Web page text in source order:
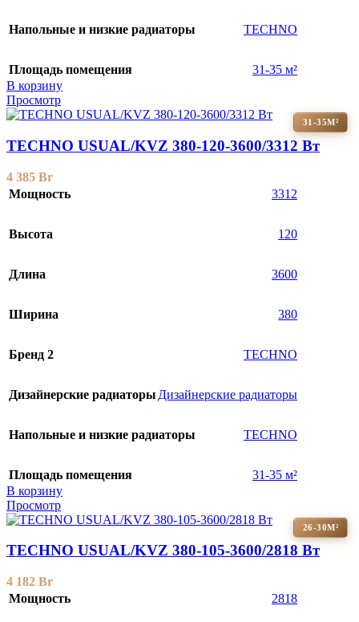
Напольные и низкие радиаторы TECHNO
Площадь помещения
31-35 м²
В корзину
Просмотр
31-35М²
TECHNO USUAL/KVZ 380-120-3600/3312 Вт
4 385 Br
Мощность
3312
Высота 120
Длина 3600
Ширина 380
Бренд 2 TECHNO
Дизайнерские радиаторы Дизайнерские радиаторы
Напольные и низкие радиаторы TECHNO
Площадь помещения
31-35 м²
В корзину
Просмотр
26-30М²
TECHNO USUAL/KVZ 380-105-3600/2818 Вт
4 182 Br
Мощность
2818